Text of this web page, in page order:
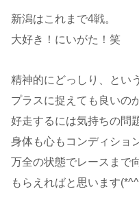
新潟はこれまで4戦。
大好き！にいがた！笑
精神的にどっしり、とい
プラスに捉えても良いのか
好走するには気持ちの問
身体も心もコンディショ
万全の状態でレースまで
もらえればと思います